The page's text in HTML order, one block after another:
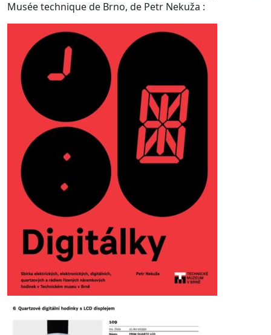
Musée technique de Brno, de Petr Nekuža :